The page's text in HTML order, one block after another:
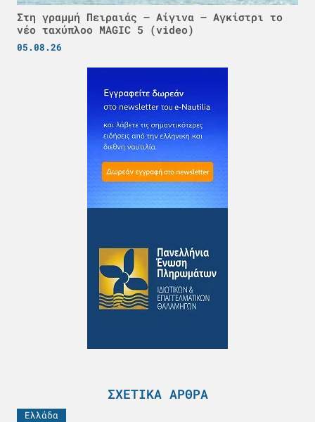
Στη γραμμή Πειραιάς – Αίγινα – Αγκίστρι το
νέο ταχύπλοο MAGIC 5 (video)
05.08.26
ΣΧΕΤΙΚΆ ΆΡΘΡΑ
Ελλάδα